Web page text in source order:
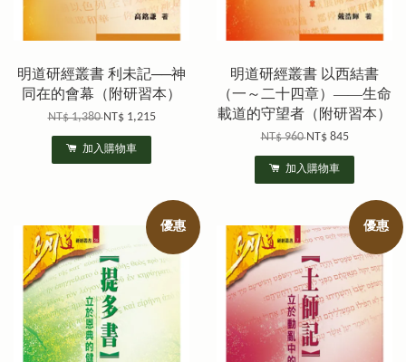
明道研經叢書 利未記──神
同在的會幕（附研習本）
NT$ 1,380NT$ 1,215
加入購物車
明道研經叢書 以西結書
（一～二十四章）——生命
載道的守望者（附研習本）
NT$ 960NT$ 845
加入購物車
優惠 優惠